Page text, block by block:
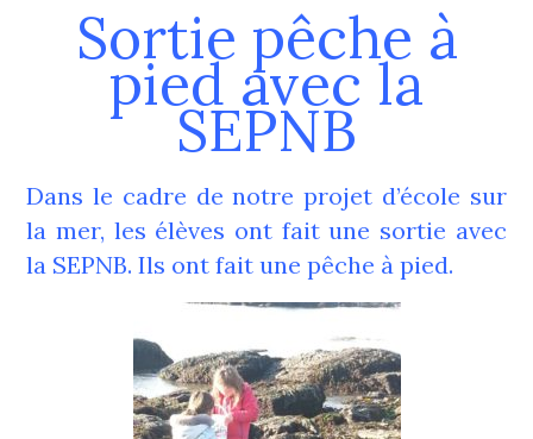
Sortie pêche à
pied avec la
SEPNB
Dans le cadre de notre projet d’école sur
la mer, les élèves ont fait une sortie avec
la SEPNB. Ils ont fait une pêche à pied.